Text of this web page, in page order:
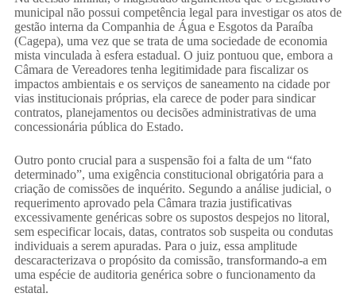
municipal não possui competência legal para investigar os atos de
gestão interna da Companhia de Água e Esgotos da Paraíba
(Cagepa), uma vez que se trata de uma sociedade de economia
mista vinculada à esfera estadual. O juiz pontuou que, embora a
Câmara de Vereadores tenha legitimidade para fiscalizar os
impactos ambientais e os serviços de saneamento na cidade por
vias institucionais próprias, ela carece de poder para sindicar
contratos, planejamentos ou decisões administrativas de uma
concessionária pública do Estado.
​Outro ponto crucial para a suspensão foi a falta de um “fato
determinado”, uma exigência constitucional obrigatória para a
criação de comissões de inquérito. Segundo a análise judicial, o
requerimento aprovado pela Câmara trazia justificativas
excessivamente genéricas sobre os supostos despejos no litoral,
sem especificar locais, datas, contratos sob suspeita ou condutas
individuais a serem apuradas. Para o juiz, essa amplitude
descaracterizava o propósito da comissão, transformando-a em
uma espécie de auditoria genérica sobre o funcionamento da
estatal.